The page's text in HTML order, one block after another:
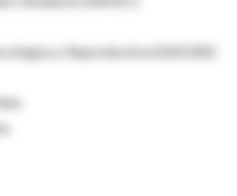
y Reproductiva (SAEGRE)